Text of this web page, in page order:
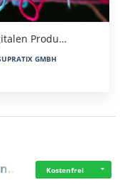
Produ…
GMBH
Kostenfrei